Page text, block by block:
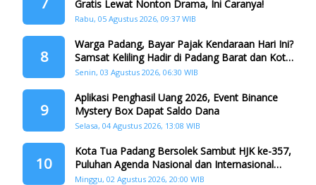
Gratis Lewat Nonton Drama, Ini Caranya!
Rabu, 05 Agustus 2026, 09:37 WIB
8
Warga Padang, Bayar Pajak Kendaraan Hari Ini?
Samsat Keliling Hadir di Padang Barat dan Koto
Tangah
Senin, 03 Agustus 2026, 06:30 WIB
9
Aplikasi Penghasil Uang 2026, Event Binance
Mystery Box Dapat Saldo Dana
Selasa, 04 Agustus 2026, 13:08 WIB
10
Kota Tua Padang Bersolek Sambut HJK ke-357,
Puluhan Agenda Nasional dan Internasional
Siap Digelar
Minggu, 02 Agustus 2026, 20:00 WIB